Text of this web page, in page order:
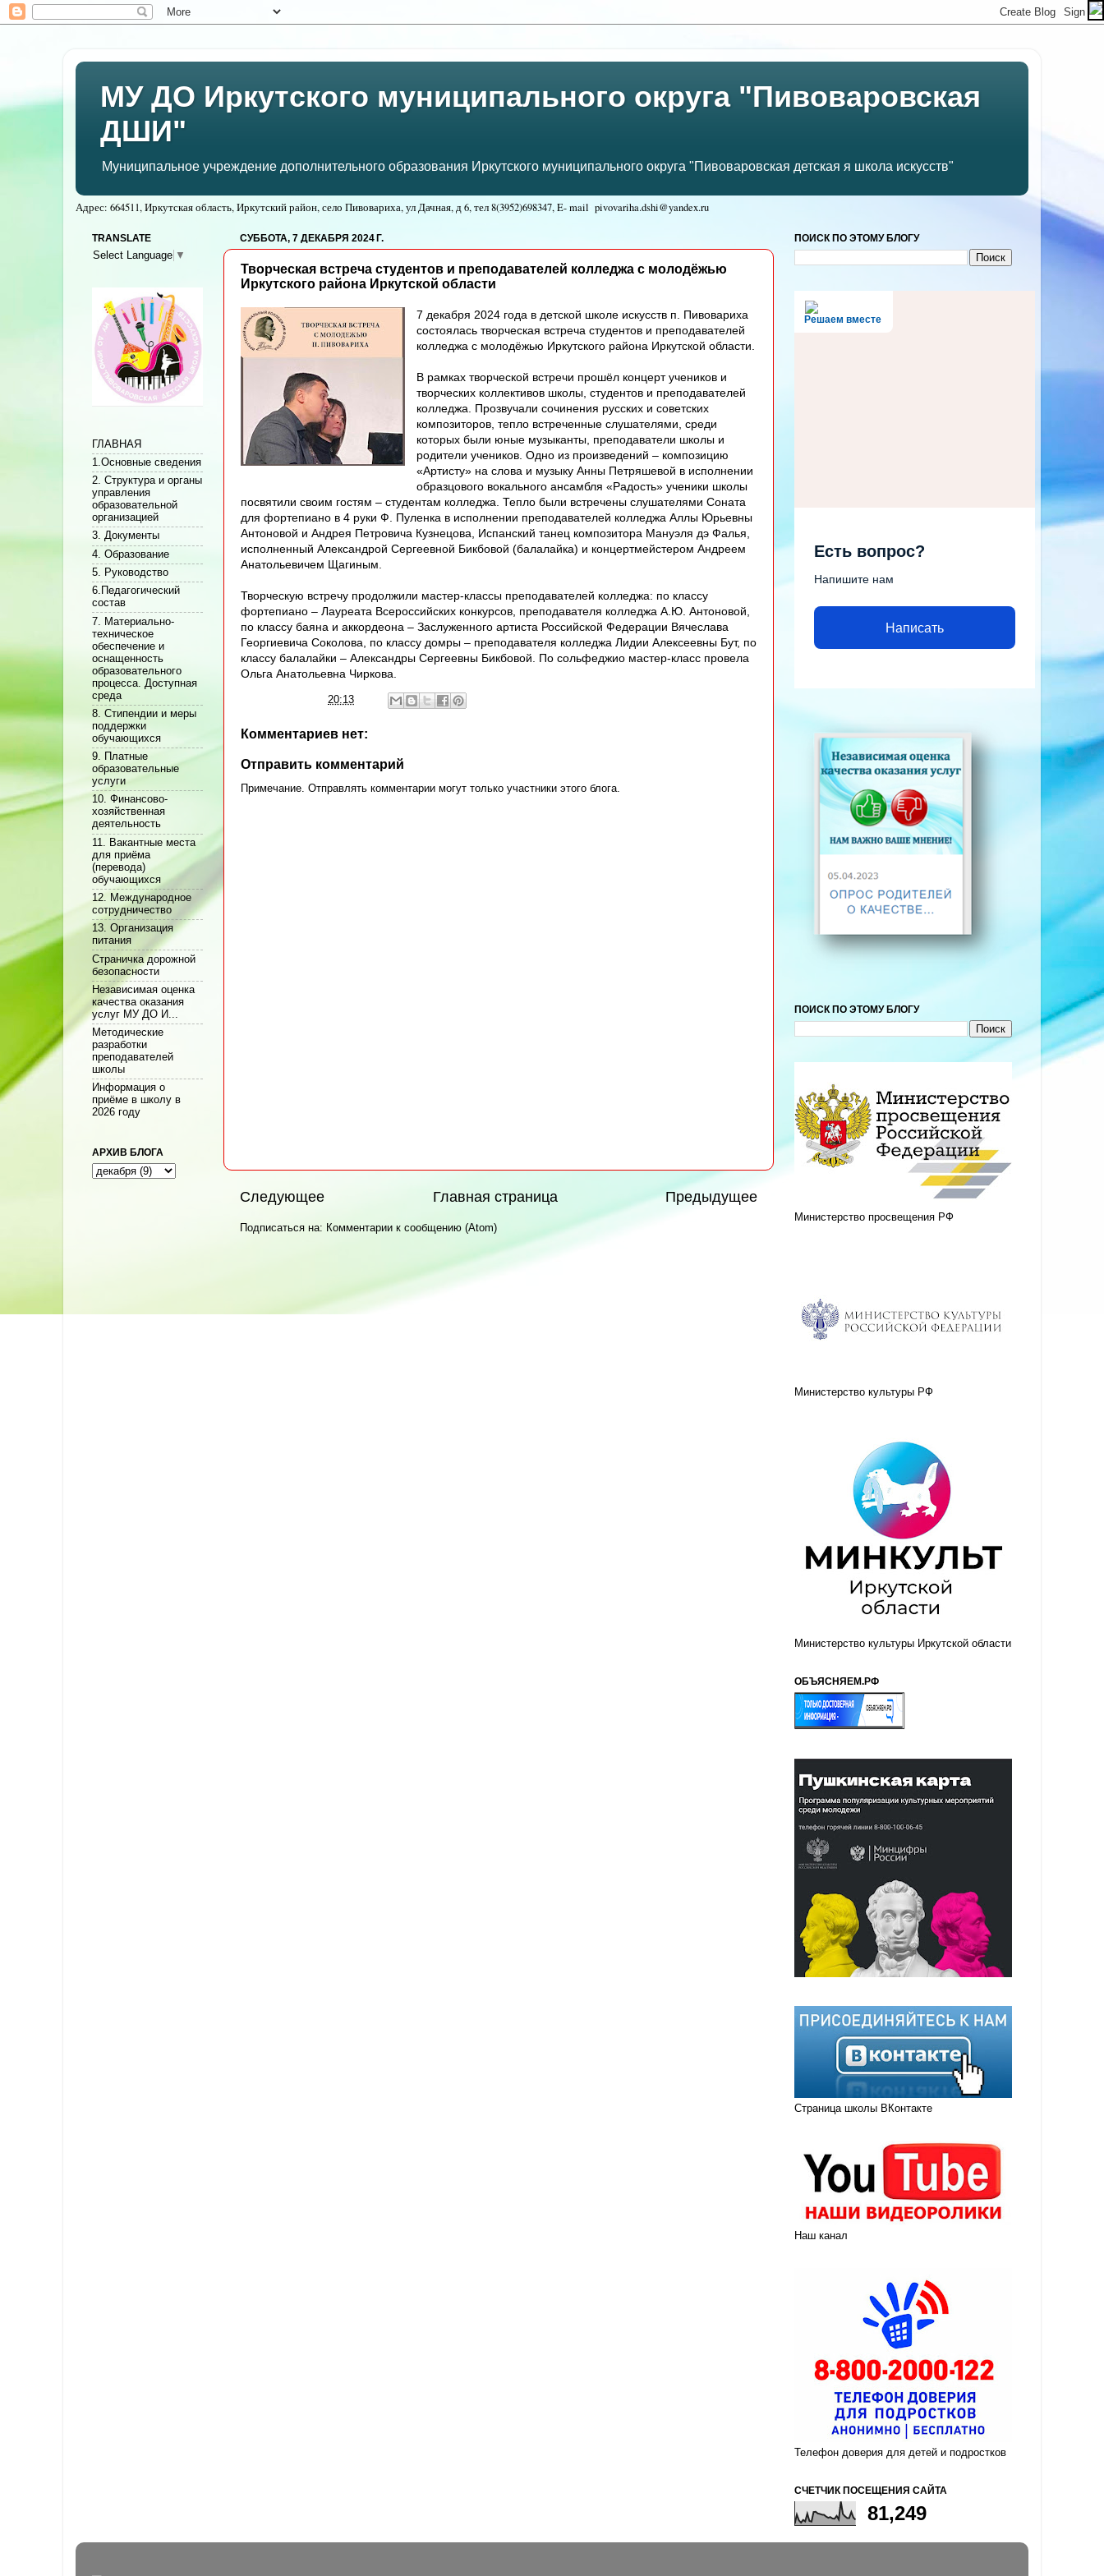
МУ ДО Иркутского муниципального округа "Пивоваровская
ДШИ"
Муниципальное учреждение дополнительного образования Иркутского муниципального округа "Пивоваровская детская я школа искусств"
Адрес: 664511, Иркутская область, Иркутский район, село Пивовариха, ул Дачная, д 6, тел8(3952)698347, E- mail pivovariha.dshi@yandex.ru
СУББОТА, 7 ДЕКАБРЯ 2024 Г.
Творческая встреча студентов и преподавателей колледжа с молодёжью
Иркутского района Иркутской области
7 декабря 2024 года в детской школе искусств п. Пивовариха
состоялась творческая встреча студентов и преподавателей
колледжа с молодёжью Иркутского района Иркутской области.
В рамках творческой встречи прошёл концерт учеников и
творческих коллективов школы, студентов и преподавателей
колледжа. Прозвучали сочинения русских и советских
композиторов, тепло встреченные слушателями, среди
которых были юные музыканты, преподаватели школы и
родители учеников. Одно из произведений – композицию
«Артисту» на слова и музыку Анны Петряшевой в исполнении
образцового вокального ансамбля «Радость» ученики школы
посвятили своим гостям – студентам колледжа. Тепло были встречены слушателями Соната
для фортепиано в 4 руки Ф. Пуленка в исполнении преподавателей колледжа Аллы Юрьевны
Антоновой и Андрея Петровича Кузнецова, Испанский танец композитора Мануэля дэ Фалья,
исполненный Александрой Сергеевной Бикбовой (балалайка) и концертмейстером Андреем
Анатольевичем Щагиным.
Творческую встречу продолжили мастер-классы преподавателей колледжа: по классу
фортепиано – Лауреата Всероссийских конкурсов, преподавателя колледжа А.Ю. Антоновой,
по классу баяна и аккордеона – Заслуженного артиста Российской Федерации Вячеслава
Георгиевича Соколова, по классу домры – преподавателя колледжа Лидии Алексеевны Бут, по
классу балалайки – Александры Сергеевны Бикбовой. По сольфеджио мастер-класс провела
Ольга Анатольевна Чиркова.
20:13
Комментариев нет:
Отправить комментарий
Примечание. Отправлять комментарии могут только участники этого блога.
Следующее Предыдущее
Главная страница
Подписаться на: Комментарии к сообщению (Atom)
TRANSLATE
Select Language ▼
ГЛАВНАЯ
1.Основные сведения
2. Структура и органы
управления
образовательной
организацией
3. Документы
4. Образование
5. Руководство
6.Педагогический
состав
7. Материально-
техническое
обеспечение и
оснащенность
образовательного
процесса. Доступная
среда
8. Стипендии и меры
поддержки
обучающихся
9. Платные
образовательные
услуги
10. Финансово-
хозяйственная
деятельность
11. Вакантные места
для приёма
(перевода)
обучающихся
12. Международное
сотрудничество
13. Организация
питания
Cтраничка дорожной
безопасности
Независимая оценка
качества оказания
услуг МУ ДО И...
Методические
разработки
преподавателей
школы
Информация о
приёме в школу в
2026 году
АРХИВ БЛОГА
ПОИСК ПО ЭТОМУ БЛОГУ
Решаем вместе
Есть вопрос?
Напишите нам
Написать
ПОИСК ПО ЭТОМУ БЛОГУ
Министерство просвещения РФ
Министерство культуры РФ
Министерство культуры Иркутской области
ОБЪЯСНЯЕМ.РФ
Страница школы ВКонтакте
Наш канал
Телефон доверия для детей и подростков
СЧЕТЧИК ПОСЕЩЕНИЯ САЙТА
81,249